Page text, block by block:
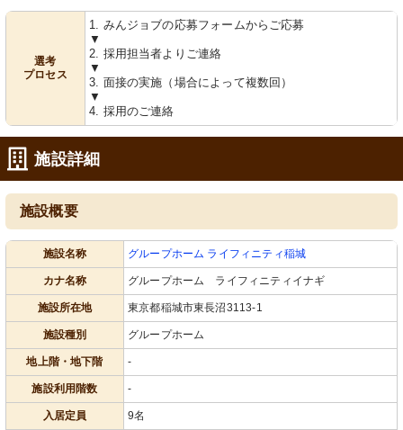
選考
プロセス
1. みんジョブの応募フォームからご応募
▼
2. 採用担当者よりご連絡
▼
3. 面接の実施（場合によって複数回）
▼
4. 採用のご連絡
施設詳細
施設概要
施設名称 グループホーム ライフィニティ稲城
カナ名称 グループホーム ライフィニティイナギ
施設所在地 東京都稲城市東長沼3113-1
施設種別 グループホーム
地上階・地下階 -
施設利用階数 -
入居定員 9名